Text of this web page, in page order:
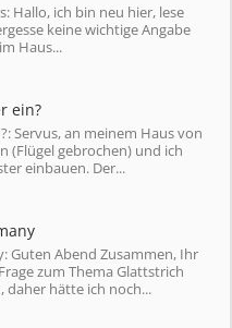
Hallo, ich bin neu hier, lese
keine wichtige Angabe
Haus...
ein?
Servus, an meinem Haus von
(Flügel gebrochen) und ich
einbauen. Der...
Guten Abend Zusammen, Ihr
zum Thema Glattstrich
daher hätte ich noch...